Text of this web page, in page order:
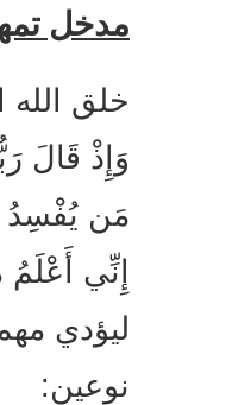
مدخل
خلق الله
وَإِذْ قَالَ
مَن يُفْسِدُ
ليؤدي
نوعين: